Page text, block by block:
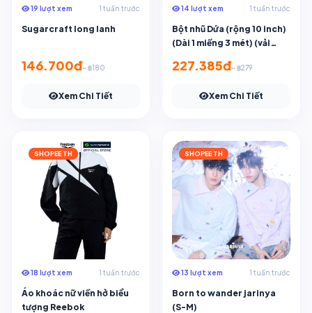
19 lượt xem 1 tuần trước
Sugarcraft long lanh
146.700đ~ ฿180
Xem Chi Tiết
14 lượt xem 1 tuần trước
Bột nhũ Dứa (rộng 10 inch)
(Dài 1 miếng 3 mét) (vải
227.385đ~ ฿279
Xem Chi Tiết
SHOPEE TH
18 lượt xem 1 tuần trước
Áo khoác nữ viền hở biểu
tượng Reebok
SHOPEE TH
13 lượt xem 1 tuần trước
Born to wander jarinya
(S-M)